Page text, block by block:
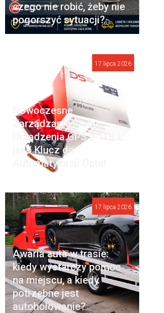
czego nie robić, żeby nie
pogorszyć sytuacji?
Nowoczesne
Zarządzanie Flotą:
Urządzenia GPS e-TOLL
jako Klucz do
Automatyzacji Opłat
17 lipca 2026
Awaria auta w trasie:
kiedy wystarczy pomoc
na miejscu, a kiedy
potrzebne jest
autoholowanie?
17 lipca 2026